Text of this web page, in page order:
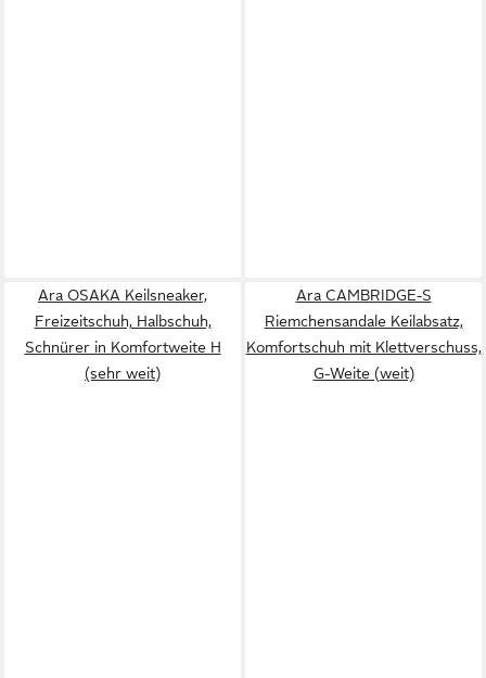
Ara OSAKA Keilsneaker,
Freizeitschuh, Halbschuh,
Schnürer in Komfortweite H
(sehr weit)
Ara CAMBRIDGE-S
Riemchensandale Keilabsatz,
Komfortschuh mit Klettverschuss,
G-Weite (weit)